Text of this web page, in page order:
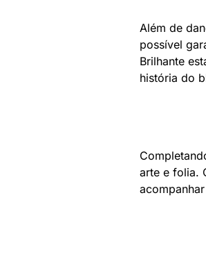
Além de
possível
Brilhante
história do
arte e folia.